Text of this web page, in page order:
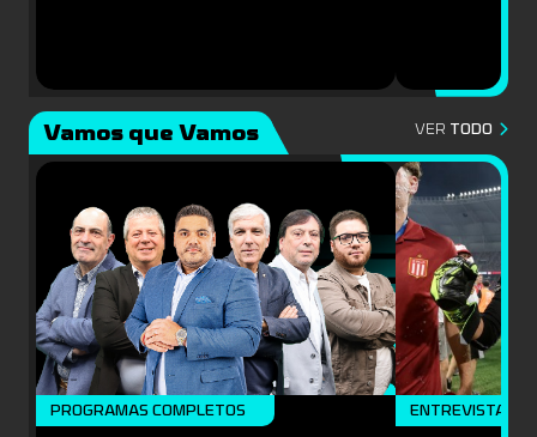
Vamos que Vamos VER TODO
PROGRAMAS COMPLETOS ENTREVISTAS